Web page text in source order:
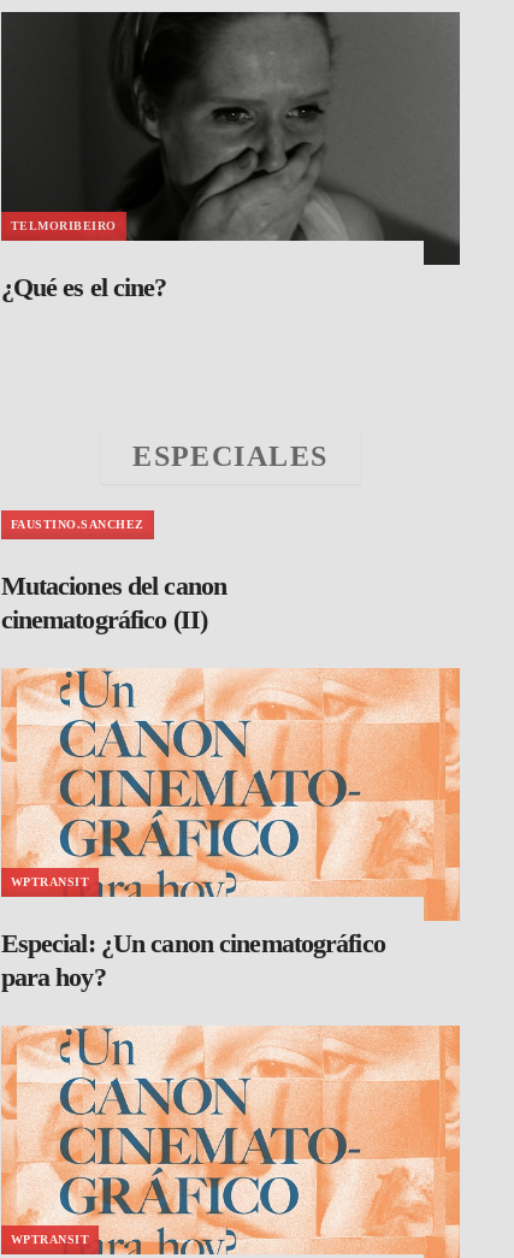
TELMORIBEIRO
¿Qué es el cine?
ESPECIALES
FAUSTINO.SANCHEZ
Mutaciones del canon
cinematográfico (II)
WPTRANSIT
Especial: ¿Un canon cinematográfico
para hoy?
WPTRANSIT